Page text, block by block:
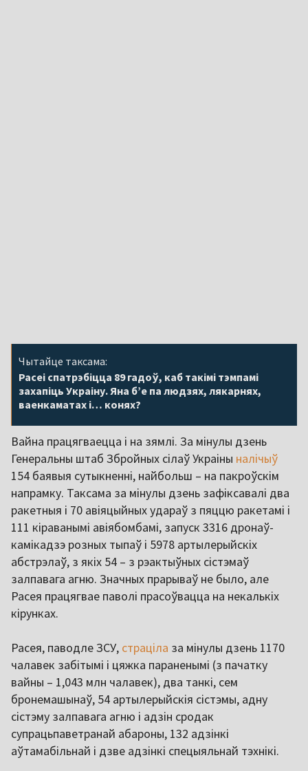
Чытайце таксама:
Расеі спатрэбіцца 89 гадоў, каб такімі тэмпамі
захапіць Украіну. Яна б’е па людзях, лякарнях,
ваенкаматах і… конях?
Вайна працягваецца і на зямлі. За мінулы дзень
Генеральны штаб Збройных сілаў Украіны налічыў
154 баявыя сутыкненні, найбольш – на пакроўскім
напрамку. Таксама за мінулы дзень зафіксавалі два
ракетныя і 70 авіяцыйных удараў з пяццю ракетамі і
111 кіраванымі авіябомбамі, запуск 3316 дронаў-
камікадзэ розных тыпаў і 5978 артылерыйскіх
абстрэлаў, з якіх 54 – з рэактыўных сістэмаў
залпавага агню. Значных прарываў не было, але
Расея працягвае паволі прасоўвацца на некалькіх
кірунках.
Расея, паводле ЗСУ, страціла за мінулы дзень 1170
чалавек забітымі і цяжка параненымі (з пачатку
вайны – 1,043 млн чалавек), два танкі, сем
бронемашынаў, 54 артылерыйскія сістэмы, адну
сістэму залпавага агню і адзін сродак
супрацьпаветранай абароны, 132 адзінкі
аўтамабільнай і дзве адзінкі спецыяльнай тэхнікі.